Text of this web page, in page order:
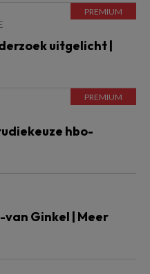
uitgelicht |
hbo-
van Ginkel | Meer